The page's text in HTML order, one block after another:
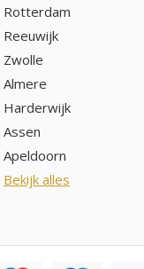
Rotterdam
Reeuwijk
Zwolle
Almere
Harderwijk
Assen
Apeldoorn
Bekijk alles